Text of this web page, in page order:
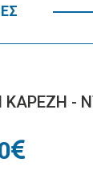
ΚΑΡΕΖΗ -